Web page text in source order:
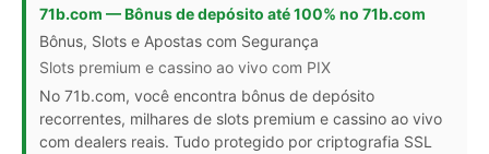
71b.com — Bônus de depósito até 100% no 71b.com
Bônus, Slots e Apostas com Segurança
Slots premium e cassino ao vivo com PIX
No 71b.com, você encontra bônus de depósito
recorrentes, milhares de slots premium e cassino ao vivo
com dealers reais. Tudo protegido por criptografia SSL